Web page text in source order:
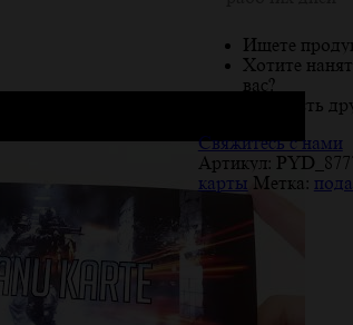
Ищете
Хотите
вас?
У вас есть
Свяжитесь с нами
Артикул:
карты Метка:
Отзывы (6)